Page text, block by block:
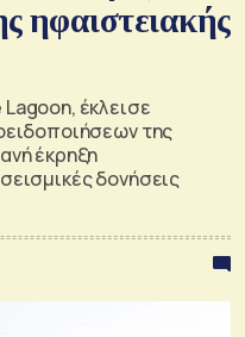
ηφαιστειακής
έκλεισε
της
έκρηξη
δονήσεις